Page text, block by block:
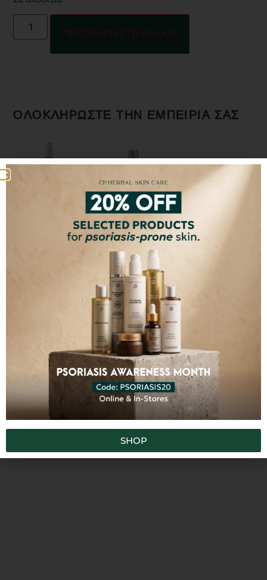
ΠΡΟΣΘΗΚΗ ΣΤΟ ΚΑΛΑΘΙ
ΟΛΟΚΛΗΡΩΣΤΕ ΤΗΝ ΕΜΠΕΙΡΙΑ ΣΑΣ
Cleansing Gel
38,00
The Skin Loving
Suncream
€35,00 – €50,00
ΕΠΙΛΕΞΤΕ
ΜΕΓΕΘΟΣ
The Regenerating
Moisturizing Gel
Όλα τα προϊόντα,Πρόσωπο ,
Psoriasis Awareness Month
λάδι προσώπου,θρέψη,rehydration,rejuvenating
SHOP